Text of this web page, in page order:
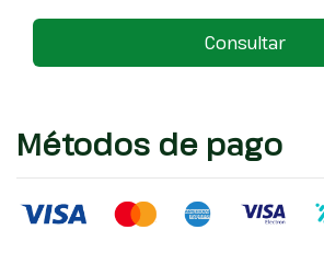
Consultar
Métodos de pago